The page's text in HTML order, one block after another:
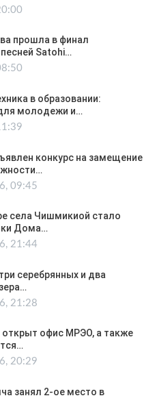
прошла в финал
Satohi…
в образовании:
молодежи и…
конкурс на замещение
09:45
села Чишмикиой стало
Дома…
21:44
серебрянных и два
21:28
открыт офис МРЭО, а также
20:29
занял 2-ое место в